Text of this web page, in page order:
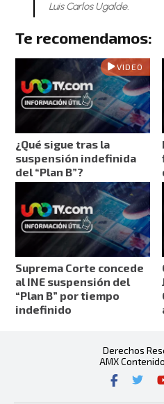
Luis Carlos Ugalde.
Te recomendamos:
VIDEO
¿Qué sigue tras la
suspensión indefinida
del “Plan B”?
Suprema Corte concede
al INE suspensión del
“Plan B” por tiempo
indefinido
Derechos
AMX Contenido